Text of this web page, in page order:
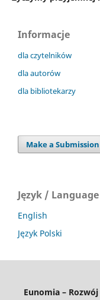
Informacje
dla czytelników
dla autorów
dla bibliotekarzy
Make a Submission
Język / Language
English
Język Polski
Eunomia –